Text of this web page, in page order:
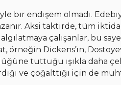
bir endişem olmadı.
Aksi taktirde, tüm
çalışanlar, bu
örneğin Dickens’ın,
tuttuğu ışıkla daha
ve çoğalttığı için de